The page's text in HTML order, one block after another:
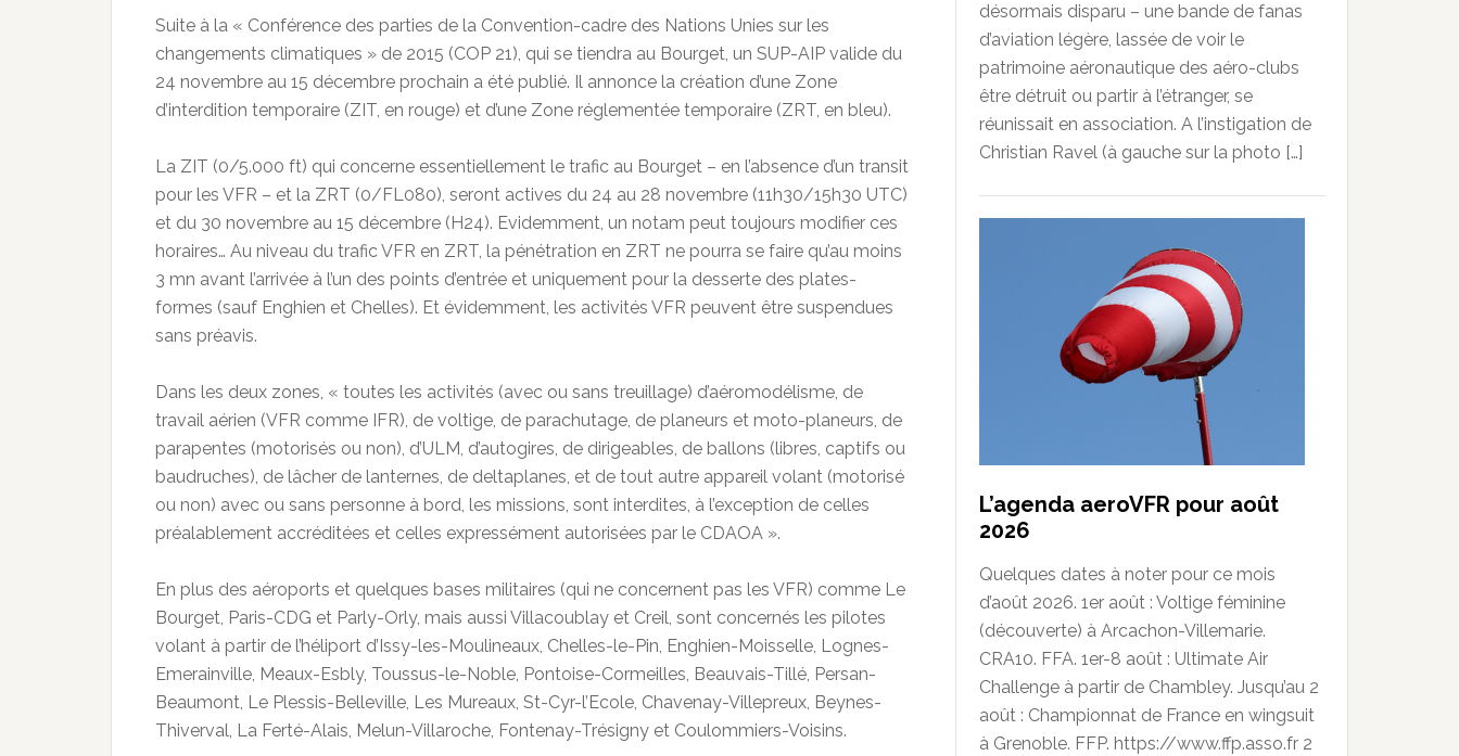
Suite à la « Conférence des parties de la Convention-cadre des Nations Unies sur les
changements climatiques » de 2015 (COP 21), qui se tiendra au Bourget, un SUP-AIP valide du
24 novembre au 15 décembre prochain a été publié. Il annonce la création d’une Zone
d’interdition temporaire (ZIT, en rouge) et d’une Zone réglementée temporaire (ZRT, en bleu).
La ZIT (0/5.000 ft) qui concerne essentiellement le trafic au Bourget – en l’absence d’un transit
pour les VFR – et la ZRT (0/FL080), seront actives du 24 au 28 novembre (11h30/15h30 UTC)
et du 30 novembre au 15 décembre (H24). Evidemment, un notam peut toujours modifier ces
horaires… Au niveau du trafic VFR en ZRT, la pénétration en ZRT ne pourra se faire qu’au moins
3 mn avant l’arrivée à l’un des points d’entrée et uniquement pour la desserte des plates-
formes (sauf Enghien et Chelles). Et évidemment, les activités VFR peuvent être suspendues
sans préavis.
Dans les deux zones, « toutes les activités (avec ou sans treuillage) d’aéromodélisme, de
travail aérien (VFR comme IFR), de voltige, de parachutage, de planeurs et moto-planeurs, de
parapentes (motorisés ou non), d’ULM, d’autogires, de dirigeables, de ballons (libres, captifs ou
baudruches), de lâcher de lanternes, de deltaplanes, et de tout autre appareil volant (motorisé
ou non) avec ou sans personne à bord, les missions, sont interdites, à l’exception de celles
préalablement accréditées et celles expressément autorisées par le CDAOA ».
En plus des aéroports et quelques bases militaires (qui ne concernent pas les VFR) comme Le
Bourget, Paris-CDG et Parly-Orly, mais aussi Villacoublay et Creil, sont concernés les pilotes
volant à partir de l’héliport d’Issy-les-Moulineaux, Chelles-le-Pin, Enghien-Moisselle, Lognes-
Emerainville, Meaux-Esbly, Toussus-le-Noble, Pontoise-Cormeilles, Beauvais-Tillé, Persan-
Beaumont, Le Plessis-Belleville, Les Mureaux, St-Cyr-l’Ecole, Chavenay-Villepreux, Beynes-
Thiverval, La Ferté-Alais, Melun-Villaroche, Fontenay-Trésigny et Coulommiers-Voisins.
désormais disparu – une bande de fanas
d’aviation légère, lassée de voir le
patrimoine aéronautique des aéro-clubs
être détruit ou partir à l’étranger, se
réunissait en association. A l’instigation de
Christian Ravel (à gauche sur la photo […]
L’agenda aeroVFR pour août
2026
Quelques dates à noter pour ce mois
d’août 2026. 1er août : Voltige féminine
(découverte) à Arcachon-Villemarie.
CRA10. FFA. 1er-8 août : Ultimate Air
Challenge à partir de Chambley. Jusqu’au 2
août : Championnat de France en wingsuit
à Grenoble. FFP. https://www.ffp.asso.fr 2